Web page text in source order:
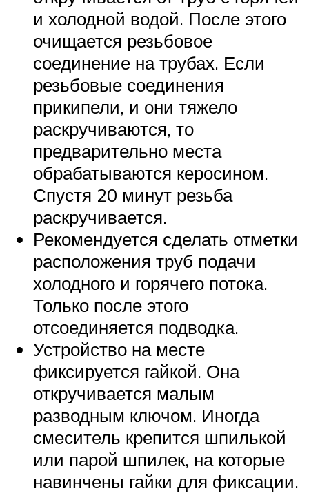
и холодной водой. После этого
очищается резьбовое
соединение на трубах. Если
резьбовые соединения
прикипели, и они тяжело
раскручиваются, то
предварительно места
обрабатываются керосином.
Спустя 20 минут резьба
раскручивается.
Рекомендуется сделать отметки
расположения труб подачи
холодного и горячего потока.
Только после этого
отсоединяется подводка.
Устройство на месте
фиксируется гайкой. Она
откручивается малым
разводным ключом. Иногда
смеситель крепится шпилькой
или парой шпилек, на которые
навинчены гайки для фиксации.